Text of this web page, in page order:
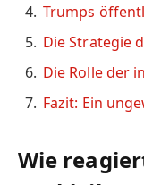
Trumps
Die Strategie
Die Rolle der
Fazit: Ein
Wie